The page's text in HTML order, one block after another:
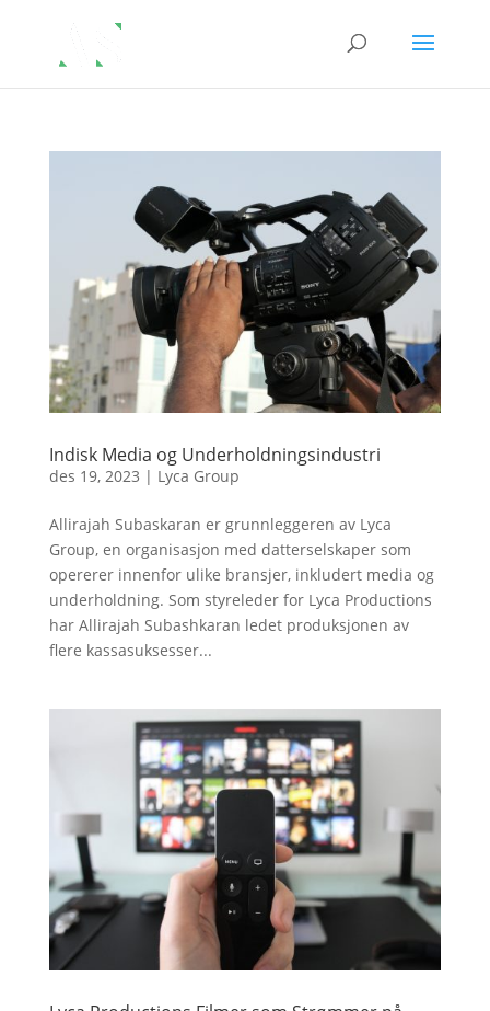
Indisk Media og Underholdningsindustri
des 19, 2023 | Lyca Group
Allirajah Subaskaran er grunnleggeren av Lyca
Group, en organisasjon med datterselskaper som
opererer innenfor ulike bransjer, inkludert media og
underholdning. Som styreleder for Lyca Productions
har Allirajah Subashkaran ledet produksjonen av
flere kassasuksesser...